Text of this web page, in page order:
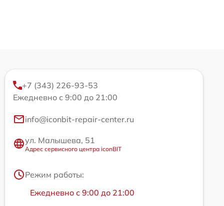
+7 (343) 226-93-53
Ежедневно с 9:00 до 21:00
info@iconbit-repair-center.ru
ул. Малышева, 51
Адрес сервисного центра iconBIT
Режим работы:
Ежедневно с 9:00 до 21:00